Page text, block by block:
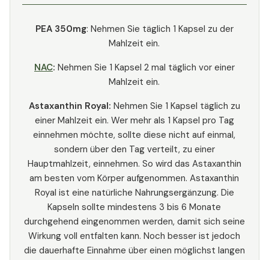
PEA 350mg: Nehmen Sie täglich 1 Kapsel zu der
Mahlzeit ein.
NAC: Nehmen Sie 1 Kapsel 2 mal täglich vor einer
Mahlzeit ein.
Astaxanthin Royal: Nehmen Sie 1 Kapsel täglich zu
einer Mahlzeit ein. Wer mehr als 1 Kapsel pro Tag
einnehmen möchte, sollte diese nicht auf einmal,
sondern über den Tag verteilt, zu einer
Hauptmahlzeit, einnehmen. So wird das Astaxanthin
am besten vom Körper aufgenommen. Astaxanthin
Royal ist eine natürliche Nahrungsergänzung. Die
Kapseln sollte mindestens 3 bis 6 Monate
durchgehend eingenommen werden, damit sich seine
Wirkung voll entfalten kann. Noch besser ist jedoch
die dauerhafte Einnahme über einen möglichst langen